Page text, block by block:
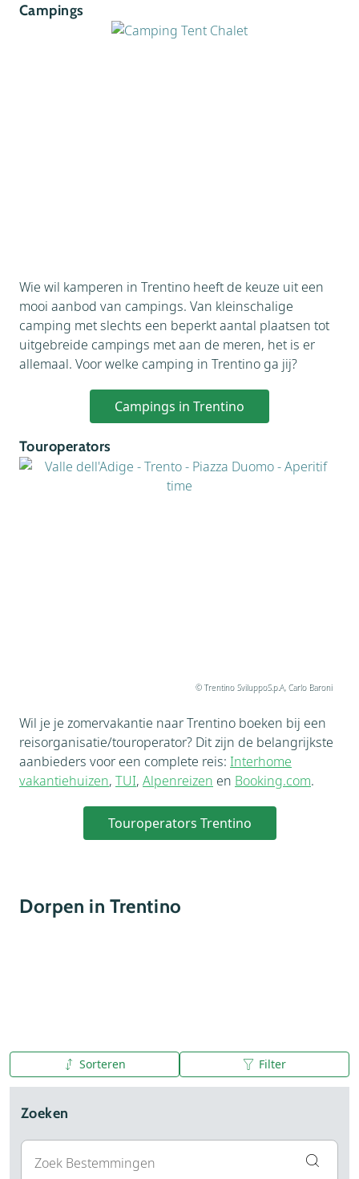
Campings
Wie wil kamperen in Trentino heeft de keuze uit een
mooi aanbod van campings. Van kleinschalige
camping met slechts een beperkt aantal plaatsen tot
uitgebreide campings met aan de meren, het is er
allemaal. Voor welke camping in Trentino ga jij?
Campings in Trentino
Touroperators
© Trentino SviluppoS.p.A, Carlo Baroni
Wil je je zomervakantie naar Trentino boeken bij een
reisorganisatie/touroperator? Dit zijn de belangrijkste
aanbieders voor een complete reis: Interhome
vakantiehuizen, TUI, Alpenreizen en Booking.com.
Touroperators Trentino
Dorpen in Trentino
Sorteren Filter
A tot Z
Z tot A
Zoeken